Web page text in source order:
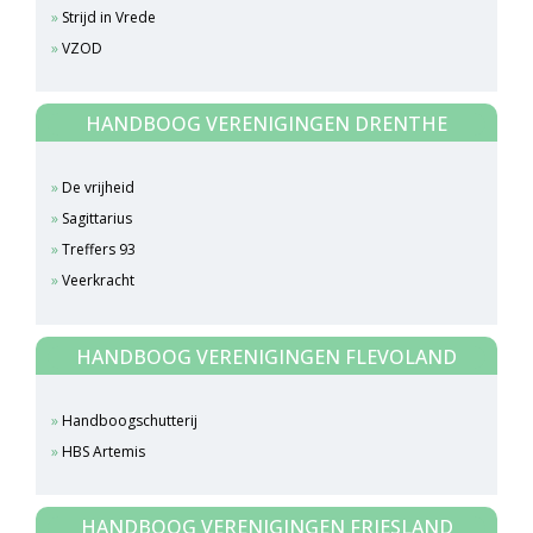
Strijd in Vrede
VZOD
HANDBOOG VERENIGINGEN DRENTHE
De vrijheid
Sagittarius
Treffers 93
Veerkracht
HANDBOOG VERENIGINGEN FLEVOLAND
Handboogschutterij
HBS Artemis
HANDBOOG VERENIGINGEN FRIESLAND